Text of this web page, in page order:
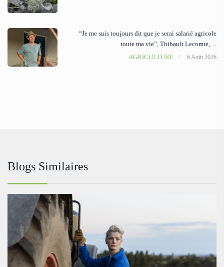
“Je me suis toujours dit que je serai salarié agricole
toute ma vie”, Thibault Lecomte,…
AGRICULTURE
6 Août 2026
Blogs Similaires